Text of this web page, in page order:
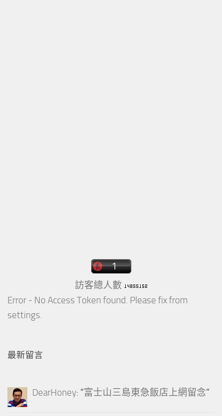
訪客總人數
Error - No Access Token found. Please fix from
settings.
最新留言
DearHoney: “富士山三島東急飯店上網留念”